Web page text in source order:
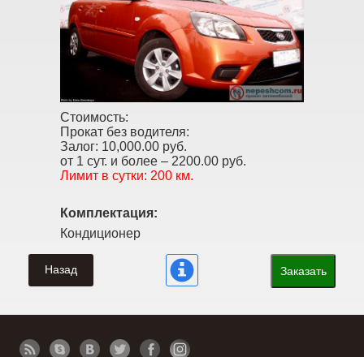
Стоимость:
Прокат без водителя:
Залог: 10,000.00 руб.
от 1 сут. и более – 2200.00 руб.
Лимит в сутки: 200 км.
Комплектация:
Кондиционер
Назад Заказать